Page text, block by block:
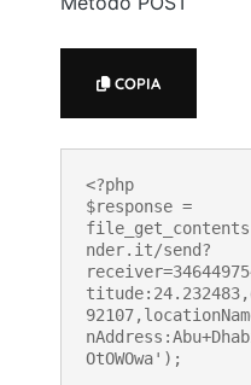
COPIA
<?php
$response =
nder.it/send?
OtOWOwa');